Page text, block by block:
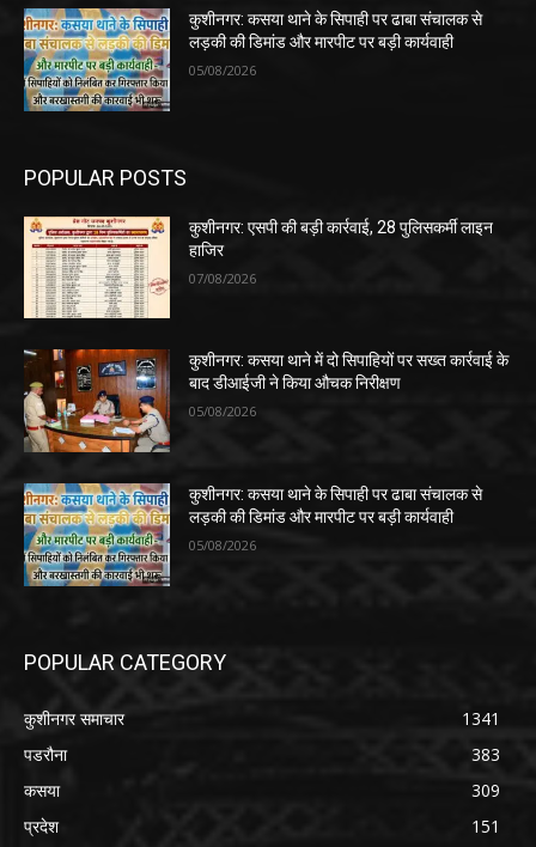
कुशीनगर: कसया थाने के सिपाही पर ढाबा संचालक से
लड़की की डिमांड और मारपीट पर बड़ी कार्यवाही
05/08/2026
POPULAR POSTS
कुशीनगर: एसपी की बड़ी कार्रवाई, 28 पुलिसकर्मी लाइन
हाजिर
07/08/2026
कुशीनगर: कसया थाने में दो सिपाहियों पर सख्त कार्रवाई के
बाद डीआईजी ने किया औचक निरीक्षण
05/08/2026
कुशीनगर: कसया थाने के सिपाही पर ढाबा संचालक से
लड़की की डिमांड और मारपीट पर बड़ी कार्यवाही
05/08/2026
POPULAR CATEGORY
कुशीनगर समाचार
1341
पडरौना
383
कसया
309
प्रदेश
151